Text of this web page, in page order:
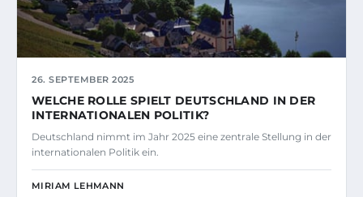
26. SEPTEMBER 2025
WELCHE ROLLE SPIELT DEUTSCHLAND IN DER
INTERNATIONALEN POLITIK?
Deutschland nimmt im Jahr 2025 eine zentrale Stellung in der
internationalen Politik ein.
MIRIAM LEHMANN